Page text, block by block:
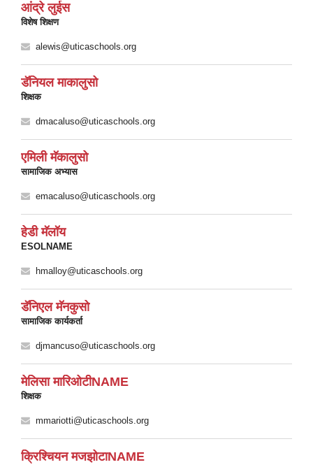
आंद्रे लुईस
विशेष शिक्षण
alewis@uticaschools.org
डॅनियल माकालुसो
शिक्षक
dmacaluso@uticaschools.org
एमिली मॅकालुसो
सामाजिक अभ्यास
emacaluso@uticaschools.org
हेडी मॅलॉय
ESOLNAME
hmalloy@uticaschools.org
डॅनिएल मॅनकुसो
सामाजिक कार्यकर्ता
djmancuso@uticaschools.org
मेलिसा मारिओटीNAME
शिक्षक
mmariotti@uticaschools.org
क्रिश्चियन मजझोटाNAME